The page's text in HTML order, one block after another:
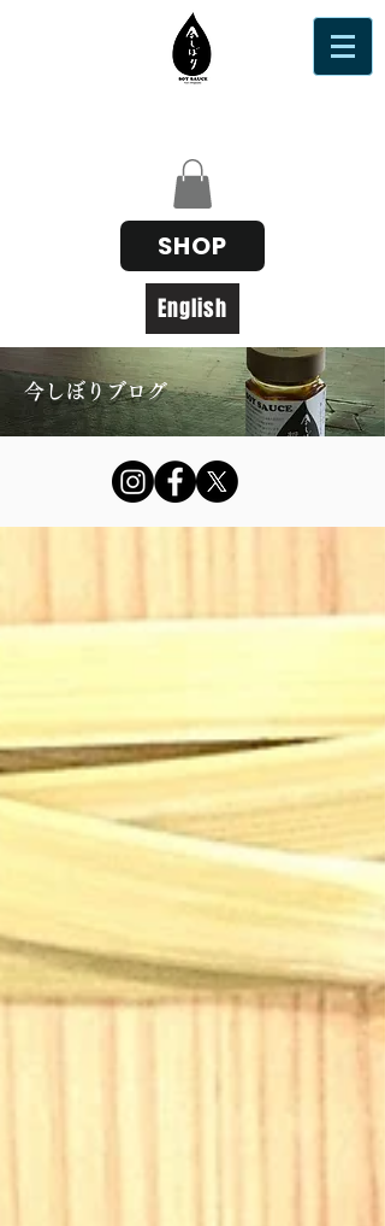
SHOP
English
今しぼりブログ